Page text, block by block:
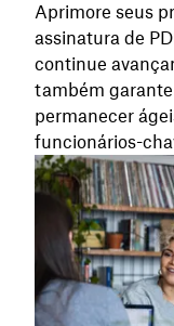
Aprimore seus
assinatura de
continue
também
permanecer
funcionários-